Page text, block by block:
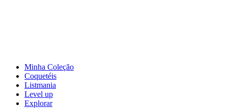
Minha Coleção
Coquetéis
Listmania
Level up
Explorar